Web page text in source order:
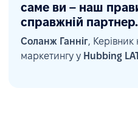
саме ви – наш
справжній партнер.
Соланж Ганніг, Керівник
маркетингу у Hubbing